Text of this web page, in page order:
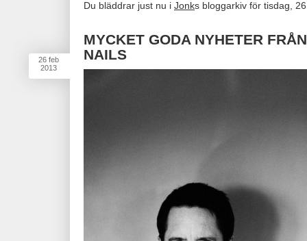
Du bläddrar just nu i Jonks bloggarkiv för tisdag,
26 feb
2013
MYCKET GODA NYHETER
NAILS